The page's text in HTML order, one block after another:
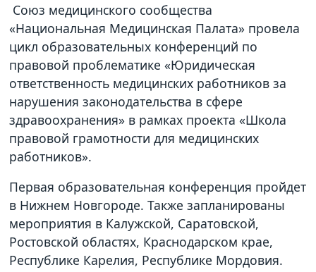
Союз медицинского сообщества
«Национальная Медицинская Палата» провела
цикл образовательных конференций по
правовой проблематике «Юридическая
ответственность медицинских работников за
нарушения законодательства в сфере
здравоохранения» в рамках проекта «Школа
правовой грамотности для медицинских
работников».
Первая образовательная конференция пройдет
в Нижнем Новгороде. Также запланированы
мероприятия в Калужской, Саратовской,
Ростовской областях, Краснодарском крае,
Республике Карелия, Республике Мордовия.